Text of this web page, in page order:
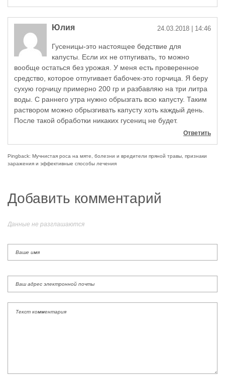
Юлия 24.03.2018 | 14:46
Гусеницы-это настоящее бедствие для
капусты. Если их не отпугивать, то можно
вообще остаться без урожая. У меня есть проверенное
средство, которое отпугивает бабочек-это горчица. Я беру
сухую горчицу примерно 200 гр и разбавляю на три литра
воды. С раннего утра нужно обрызгать всю капусту. Таким
раствором можно обрызгивать капусту хоть каждый день.
После такой обработки никаких гусениц не будет.
Ответить
Pingback: Мучнистая роса на мяте, болезни и вредители пряной травы, признаки
заражения и эффективные способы лечения
Добавить комментарий
Данные не разглашаются